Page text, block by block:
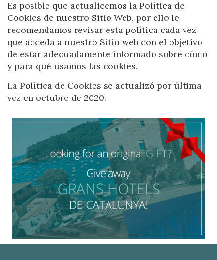
Es posible que actualicemos la Política de
Cookies de nuestro Sitio Web, por ello le
recomendamos revisar esta política cada vez
que acceda a nuestro Sitio web con el objetivo
de estar adecuadamente informado sobre cómo
y para qué usamos las cookies.
La Política de Cookies se actualizó por última
vez en octubre de 2020.